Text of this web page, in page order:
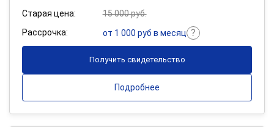
Старая цена:
15 000 руб.
Рассрочка:
от 1 000 руб в месяц
Получить свидетельство
Подробнее